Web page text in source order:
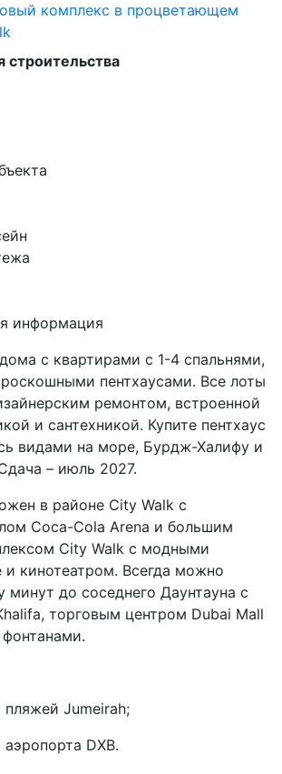
комплекс в процветающем
строительства
информация
с квартирами с 1-4 спальнями,
пентхаусами. Все лоты
ремонтом, встроенной
и сантехникой. Купите пентхаус
видами на море, Бурдж-Халифу и
– июль 2027.
в районе City Walk с
Coca-Cola Arena и большим
City Walk с модными
и кинотеатром. Всегда можно
минут до соседнего Даунтауна с
торговым центром Dubai Mall
пляжей Jumeirah;
DXB.